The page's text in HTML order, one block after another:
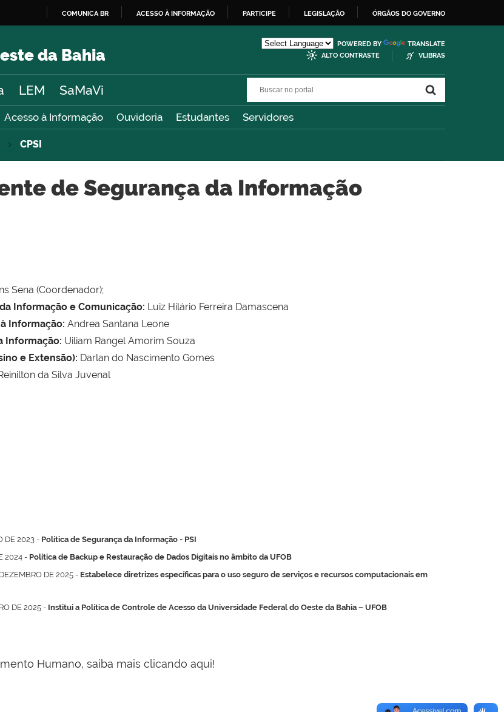
O
COMUNICA BR ACESSO À INFORMAÇÃO PARTICIPE LEGISLAÇÃO ÓRGÃOS DO GOVERNO
da Bahia
POWERED BY
TRANSLATE
ALTO CONTRASTE
VLIBRAS
LEM SaMaVi
Acesso à Informação Ouvidoria Estudantes Servidores
CPSI
de Segurança da Informação
Sena (Coordenador);
Informação e Comunicação: Luiz Hilário Ferreira Damascena
Informação: Andrea Santana Leone
Informação: Uiliam Rangel Amorim Souza
e Extensão): Darlan do Nascimento Gomes
da Silva Juvenal
DE 2023 - Política de Segurança da Informação - PSI
2024 - Política de Backup e Restauração de Dados Digitais no âmbito da UFOB
DE 2025 - Estabelece diretrizes específicas para o uso seguro de serviços e recursos computacionais em
DE 2025 - Institui a Política de Controle de Acesso da Universidade Federal do Oeste da Bahia – UFOB
Humano, saiba mais clicando aqui!